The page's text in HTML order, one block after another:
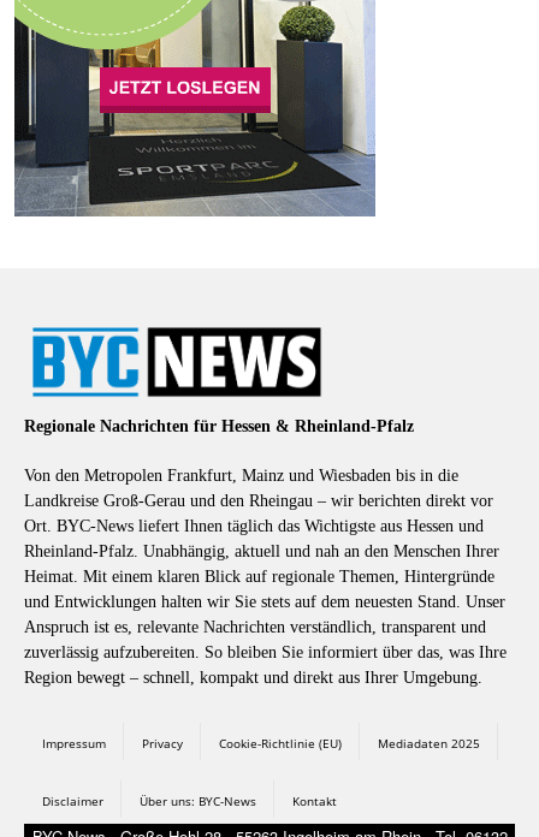
Regionale Nachrichten für Hessen & Rheinland-Pfalz
Von den Metropolen Frankfurt, Mainz und Wiesbaden bis in die
Landkreise Groß-Gerau und den Rheingau – wir berichten direkt vor
Ort. BYC-News liefert Ihnen täglich das Wichtigste aus Hessen und
Rheinland-Pfalz. Unabhängig, aktuell und nah an den Menschen Ihrer
Heimat. Mit einem klaren Blick auf regionale Themen, Hintergründe
und Entwicklungen halten wir Sie stets auf dem neuesten Stand. Unser
Anspruch ist es, relevante Nachrichten verständlich, transparent und
zuverlässig aufzubereiten. So bleiben Sie informiert über das, was Ihre
Region bewegt – schnell, kompakt und direkt aus Ihrer Umgebung.
Impressum Privacy Cookie-Richtlinie (EU) Mediadaten 2025
Disclaimer Über uns: BYC-News Kontakt